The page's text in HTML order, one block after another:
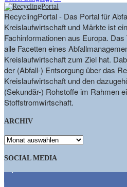
RecyclingPortal - Das Portal für
Kreislaufwirtschaft und Märkte ist
Fachinformationen aus Europa.
alle Facetten eines
Kreislaufwirtschaft zum Ziel hat.
der (Abfall-) Entsorgung über das
Kreislaufwirtschaft und den
(Sekundär-) Rohstoffe im Rahmen
Stoffstromwirtschaft.
ARCHIV
ARCHIV
SOCIAL MEDIA